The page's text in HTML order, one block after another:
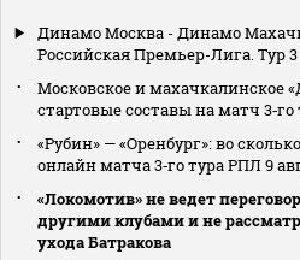
Динамо Москва - Динамо
Российская Премьер-Лига. Тур 3
Московское и махачкалинское
стартовые составы на матч
«Рубин» — «Оренбург»: во
онлайн матча 3‑го тура РПЛ 9
«Локомотив» не ведет
другими клубами и не
ухода Батракова